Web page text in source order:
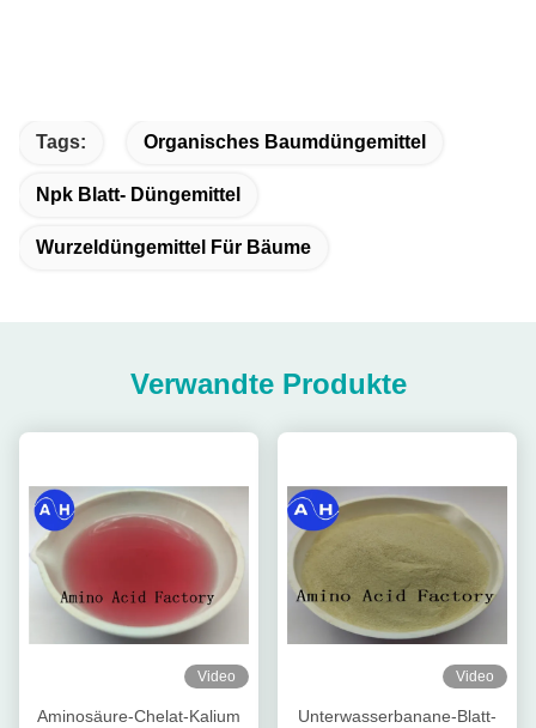
Tags: Organisches Baumdüngemittel
Npk Blatt- Düngemittel
Wurzeldüngemittel Für Bäume
Verwandte Produkte
Video
Aminosäure-Chelat-Kalium
Video
Unterwasserbanane-Blatt-